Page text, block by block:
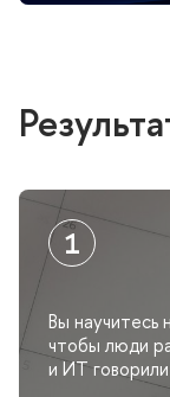
ы научитесь
чтобы люди
и ИТ